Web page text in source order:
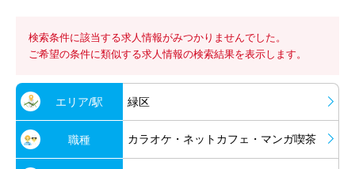
検索条件に該当する求人情報がみつかりませんでした。
ご希望の条件に類似する求人情報の検索結果を表示します。
エリア/駅 緑区
職種 カラオケ・ネットカフェ・マンガ喫茶